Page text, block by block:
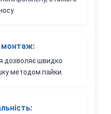
монтаж:
дозволяє швидко
методом пайки.